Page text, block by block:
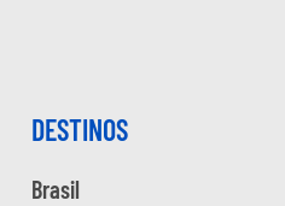
DESTINOS
Brasil